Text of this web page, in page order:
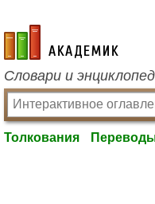
academic.ru
Словари и
Толкования